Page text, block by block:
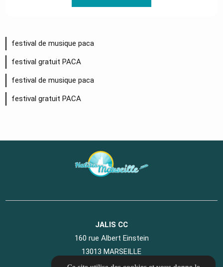
festival de musique paca
festival gratuit PACA
festival de musique paca
festival gratuit PACA
JALIS CC
160 rue Albert Einstein
13013 MARSEILLE
04 89 41 07 40